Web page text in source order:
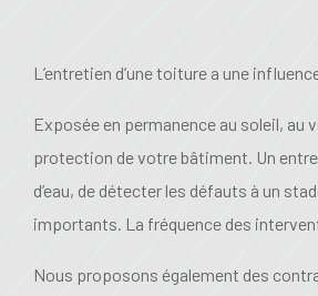
L’entretien d’une toiture a une
Exposée en permanence au soleil,
protection de votre bâtiment. Un
d’eau, de détecter les défauts à un
importants. La fréquence des
Nous proposons également des